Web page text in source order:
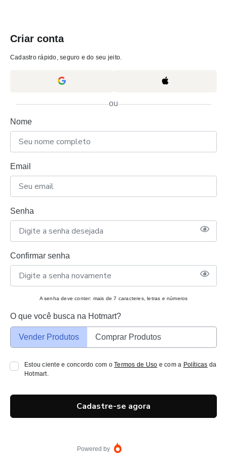
Criar conta
Cadastro rápido, seguro e do seu jeito.
ou
Nome
Email
Senha
Confirmar senha
A senha deve conter: mais de 7 caracteres, letras e números
O que você busca na Hotmart?
Vender Produtos Comprar Produtos
Estou ciente e concordo com oTermos de Uso e com a Políticas da
Hotmart.
Cadastre-se agora
Powered by